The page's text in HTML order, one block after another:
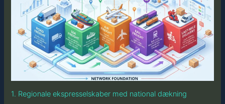
1. Regionale ekspresselskaber med national dækning